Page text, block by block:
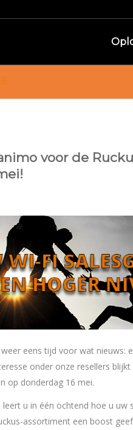
voor de
eens tijd voor wat nieuws:
onder onze resellers
op donderdag 16 mei.
leert u in één ochtend hoe u
assortiment een boost